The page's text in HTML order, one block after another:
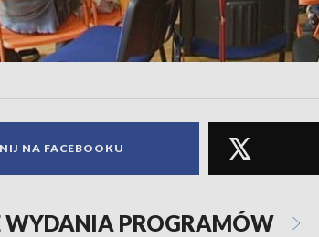
NA FACEBOOKU
WYDANIA PROGRAMÓW